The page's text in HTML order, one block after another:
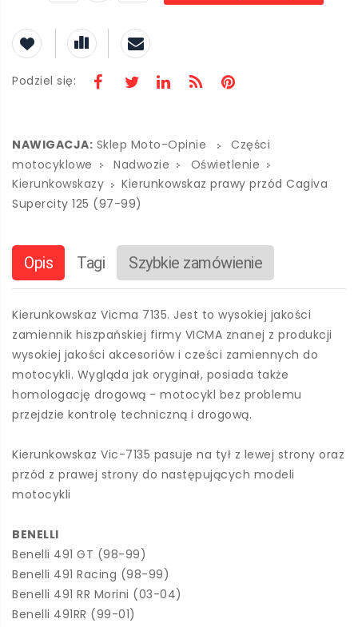
Podziel się:
NAWIGACJA: Sklep Moto-Opinie
Części
motocyklowe
Nadwozie
Oświetlenie
Kierunkowskazy
Kierunkowskaz prawy przód Cagiva
Supercity 125 (97-99)
Opis Tagi Szybkie zamówienie
Kierunkowskaz Vicma 7135. Jest to wysokiej jakości
zamiennik hiszpańskiej firmy VICMA znanej z produkcji
wysokiej jakości akcesoriów i cześci zamiennych do
motocykli. Wygląda jak oryginał, posiada także
homologację drogową - motocykl bez problemu
przejdzie kontrolę techniczną i drogową.
Kierunkowskaz Vic-7135 pasuje na tył z lewej strony oraz
przód z prawej strony do następujących modeli
motocykli
BENELLI
Benelli 491 GT (98-99)
Benelli 491 Racing (98-99)
Benelli 491 RR Morini (03-04)
Benelli 491RR (99-01)